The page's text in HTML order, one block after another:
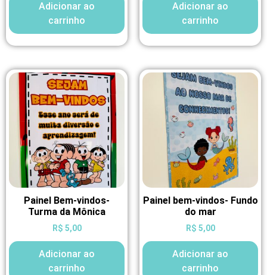
Adicionar ao
carrinho
Adicionar ao
carrinho
Painel Bem-vindos-
Turma da Mônica
R$ 5,00
Adicionar ao
carrinho
Painel bem-vindos- Fundo
do mar
R$ 5,00
Adicionar ao
carrinho